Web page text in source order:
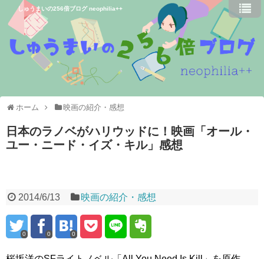
しゅうまいの256倍ブログ neophilia++
ホーム 映画の紹介・感想
日本のラノベがハリウッドに！映画「オール・
ユー・ニード・イズ・キル」感想
2014/6/13 映画の紹介・感想
0 0 0